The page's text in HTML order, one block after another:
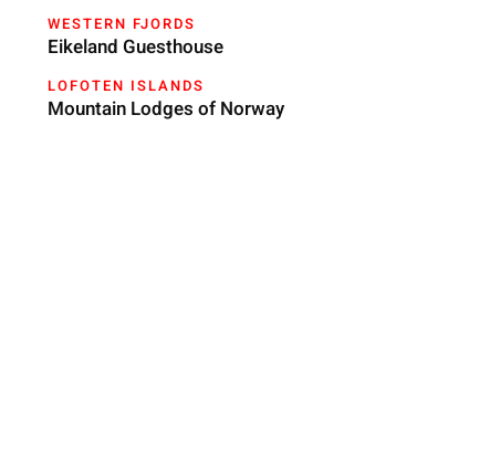
WESTERN FJORDS
Eikeland Guesthouse
LOFOTEN ISLANDS
Mountain Lodges of Norway